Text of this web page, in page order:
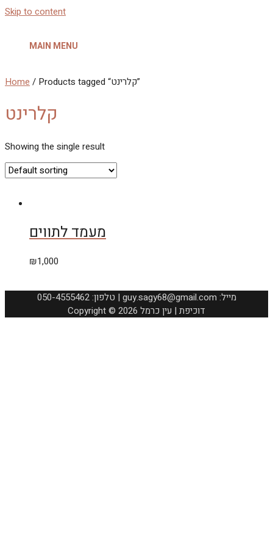
Skip to content
MAIN MENU
Home / Products tagged “קלרינט”
קלרינט
Showing the single result
מעמד לתווים
₪1,000
050-4555462 :טלפון | guy.sagy68@gmail.com :מייל
Copyright © 2026 דוכיפת | עין כרמל